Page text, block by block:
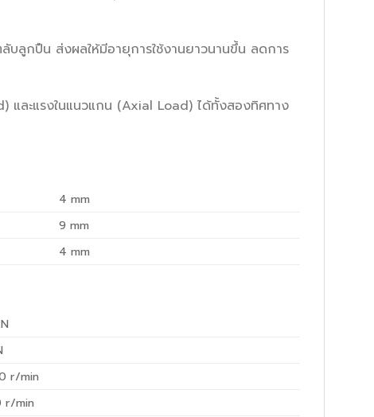
ลูกปืน ส่งผลให้มีอายุการใช้งานยาวนานขึ้น ลดการ
ละแรงในแนวแกน (Axial Load) ได้ทั้งสองทิศทาง
4 mm
9 mm
4 mm
r/min
r/min